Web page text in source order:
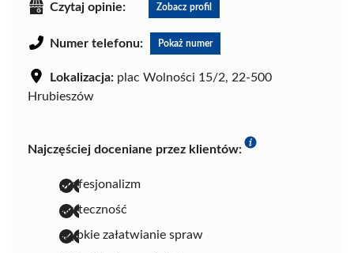
Czytaj opinie: Zobacz profil
Numer telefonu: Pokaż numer
Lokalizacja: plac Wolności 15/2, 22-500
Hrubieszów
Najczęściej doceniane przez klientów:
profesjonalizm
skuteczność
szybkie załatwianie spraw